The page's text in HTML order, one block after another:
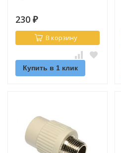
230 ₽
В корзину
Купить в 1 клик